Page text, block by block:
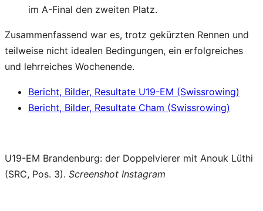
im A-Final den zweiten Platz.
Zusammenfassend war es, trotz gekürzten Rennen und
teilweise nicht idealen Bedingungen, ein erfolgreiches
und lehrreiches Wochenende.
Bericht, Bilder, Resultate U19-EM (Swissrowing)
Bericht, Bilder, Resultate Cham (Swissrowing)
U19-EM Brandenburg: der Doppelvierer mit Anouk Lüthi
(SRC, Pos. 3). Screenshot Instagram